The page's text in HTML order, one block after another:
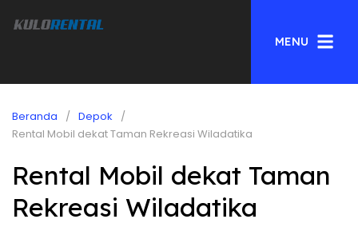
MENU
Beranda
Depok
Rental Mobil dekat Taman Rekreasi Wiladatika
Rental Mobil dekat Taman
Rekreasi Wiladatika